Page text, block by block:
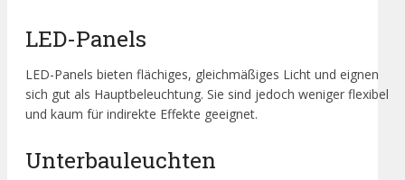
LED-Panels
LED-Panels bieten flächiges, gleichmäßiges Licht und eignen
sich gut als Hauptbeleuchtung. Sie sind jedoch weniger flexibel
und kaum für indirekte Effekte geeignet.
Unterbauleuchten